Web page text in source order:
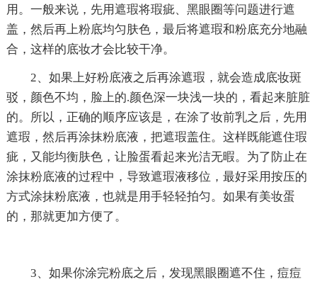
用。一般来说，先用遮瑕将瑕疵、黑眼圈等问题进行遮
盖，然后再上粉底均匀肤色，最后将遮瑕和粉底充分地融
合，这样的底妆才会比较干净。
2、如果上好粉底液之后再涂遮瑕，就会造成底妆斑
驳，颜色不均，脸上的.颜色深一块浅一块的，看起来脏脏
的。所以，正确的顺序应该是，在涂了妆前乳之后，先用
遮瑕，然后再涂抹粉底液，把遮瑕盖住。这样既能遮住瑕
疵，又能均衡肤色，让脸蛋看起来光洁无暇。为了防止在
涂抹粉底液的过程中，导致遮瑕液移位，最好采用按压的
方式涂抹粉底液，也就是用手轻轻拍匀。如果有美妆蛋
的，那就更加方便了。
3、如果你涂完粉底之后，发现黑眼圈遮不住，痘痘